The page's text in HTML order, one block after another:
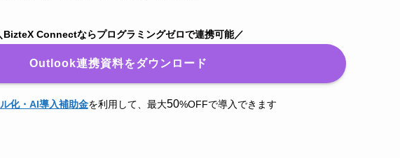
BizteX Connectならプログラミングゼロで連携可能／
Outlook連携資料をダウンロード
化・AI導入補助金を利用して、最大50%OFFで導入できます